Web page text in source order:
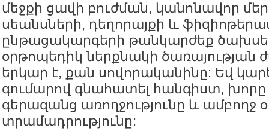
մեջքի ցավի բուժման, կանոնավոր
սեանսների, դեղորայքի և
ընթացակարգերի թանկարժեք
օրթոպեդիկ ներքնակի ծառայության
երկար է, քան սովորականինը: Եվ
գումարով գնահատել հանգիստ, խորը
գերազանց առողջությունը և ամբողջ
տրամադրությունը: